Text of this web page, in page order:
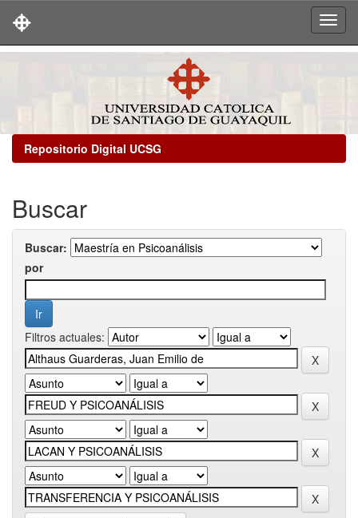
Repositorio Digital UCSG
Buscar
Buscar:
por
Filtros actuales: